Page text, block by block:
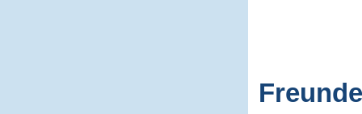
Freunde